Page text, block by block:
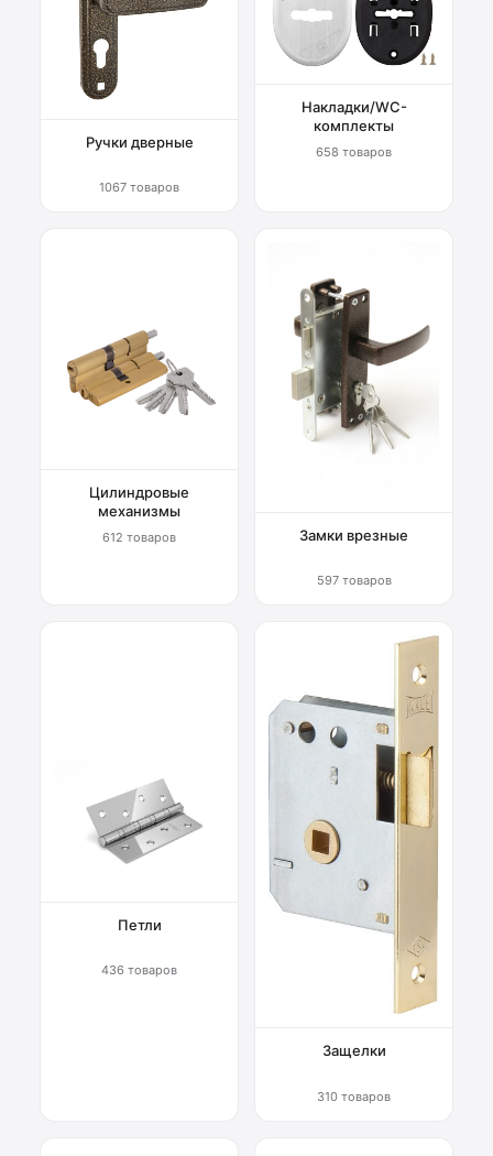
Ручки дверные
1067 товаров
Накладки/WC-
комплекты
658 товаров
Цилиндровые
механизмы
612 товаров Замки врезные
597 товаров
Петли
436 товаров
Защелки
310 товаров